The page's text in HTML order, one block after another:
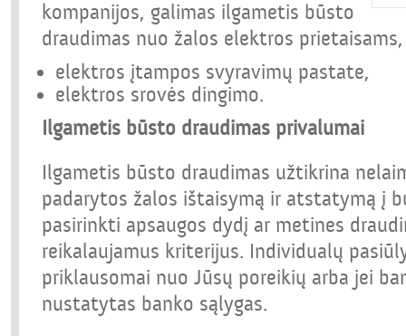
kompanijos, galimas ilgametis būsto
draudimas nuo žalos elektros
elektros įtampos svyravimų pastate,
elektros srovės dingimo.
Ilgametis būsto draudimas privalumai
Ilgametis būsto draudimas užtikrina
padarytos žalos ištaisymą ir atstatymą į
pasirinkti apsaugos dydį ar metines
reikalaujamus kriterijus. Individualų
priklausomai nuo Jūsų poreikių arba jei
nustatytas banko sąlygas.